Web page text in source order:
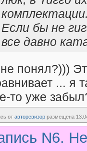
Если бы не
все давно
понял?)))
... я
то уже
от авторевизор размещена
N6.